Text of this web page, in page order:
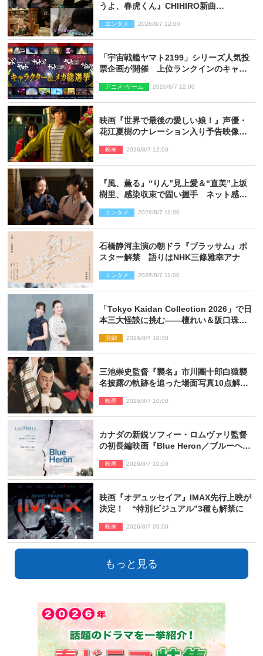
うよ、春虎くん』CHIHIRO新曲
エンタメ 2026/8/7 12:00
「宇宙戦艦ヤマト2199」シリーズ人気投
票企画が開催 上位ランクインのキャラ
を制作
アニメ･ゲーム 2026/8/7 12:00
映画『世界で最後の愛しい娘！』声優・
花江夏樹のナレーション入り予告映像解
い！」
映画 2026/8/7 12:00
『風、薫る』“りん”見上愛＆“直美”上坂
樹里、感染収束で固い握手 ネット感動
エンタメ 2026/8/7 11:00
石橋静河主演の朝ドラ『ブラッサム』ポ
スター解禁 語りはNHK三條雅幸アナ
エンタメ 2026/8/7 11:00
「Tokyo Kaidan Collection 2026」で日
本三大怪談に挑む――檀れい＆阪口珠美
演劇 2026/8/7 10:30
三池崇史監督『襲名』市川團十郎白猿襲
名披露の軌跡を追った場面写真10点解
映画 2026/8/7 10:00
カナダの新鋭ソフィー・ロムヴァリ監督
の初長編映画『Blue Heron／ブルーヘロ
映画 2026/8/7 10:00
映画『オデュッセイア』IMAX先行上映が
決定！ “特別ビジュアル”3種も解禁に
映画 2026/8/7 09:00
もっと見る